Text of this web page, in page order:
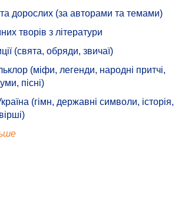
та дорослих (за авторами та темами)
творів з літератури
(свята, обряди, звичаї)
(міфи, легенди, народні притчі,
пісні)
(гімн, державні символи, історія,